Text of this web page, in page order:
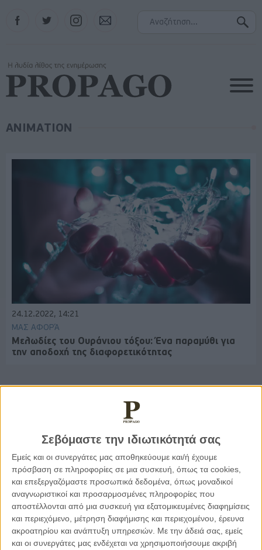
Σεβόμαστε την ιδιωτικότητά σας
Εμείς και οι συνεργάτες μας αποθηκεύουμε και/ή έχουμε
πρόσβαση σε πληροφορίες σε μια συσκευή, όπως τα cookies,
και επεξεργαζόμαστε προσωπικά δεδομένα, όπως μοναδικοί
αναγνωριστικοί και προσαρμοσμένες πληροφορίες που
αποστέλλονται από μια συσκευή για εξατομικευμένες διαφημίσεις
και περιεχόμενο, μέτρηση διαφήμισης και περιεχομένου, έρευνα
ακροατηρίου και ανάπτυξη υπηρεσιών. Με την άδειά σας, εμείς
και οι συνεργάτες μας ενδέχεται να χρησιμοποιήσουμε ακριβή
Instagram
ANIMATION
24.12.2022, 14:21
ΜΑΣ ΑΦΟΡΆ
Μελωδίες του Ουράνιου τόξου: Ένα παραμύθι για
την αποδοχή της διαφορετικότητας
Κέλλυ Καμπάκη
Κέλλυ Καμπάκη: Η μαμά της Έμμας
γράφει για την “ισόβια καταδίκη
της”
Γιάννης Πανούσης
Οι μόνοι αθώοι